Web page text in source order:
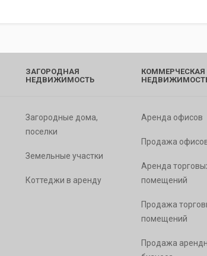
ЗАГОРОДНАЯ
НЕДВИЖИМОСТЬ
Загородные дома,
поселки
Земельные участки
Коттеджи в аренду
КОММЕРЧЕСКАЯ
Аренда офисов
Продажа
Аренда
помещений
Продажа
помещений
Продажа